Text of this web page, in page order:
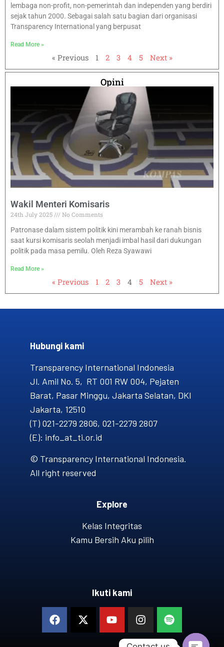
lembaga non-profit, non-pemerintah dan independen yang berdiri
sejak tahun 2000. Sebagai salah satu bagian dari organisasi
Transparency International yang berpusat
Read More »
« Previous 1 2 3 4 5 Next »
Opini
Wakil Menteri Komisaris
24th July 2025
No Comments
Patronase dalam sistem politik kini merambah ke ranah bisnis
saat kursi komisaris seolah menjadi imbal hasil dari dukungan
politik pada masa pemilu. Oleh Reza Syawawi
Read More »
« Previous 1 2 3 4 5 Next »
Hubungi kami​
Transparency International Indonesia
Jl. Amil No. 5, RT 001 RW 004, Pejaten
Barat, Pasar Minggu, Jakarta Selatan, DKI
Jakarta, 12510
(T) 021-2279 2806, 021-2279 2807
(E): info_at_ti.or.id
© Transparency International Indonesia.
All right reserved
Explore
Kelas Integritas
Kamu Bersih Aku pilih
Ikuti kami